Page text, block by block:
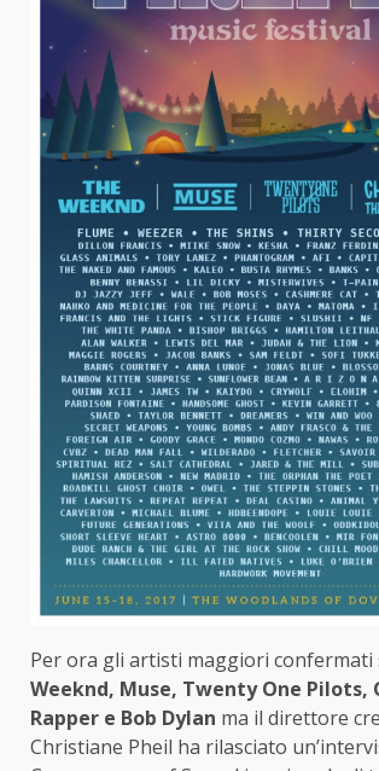
Per ora gli artisti maggiori confermati
Weeknd, Muse, Twenty One Pilots,
Rapper e Bob Dylan ma il direttore
Christiane Pheil ha rilasciato